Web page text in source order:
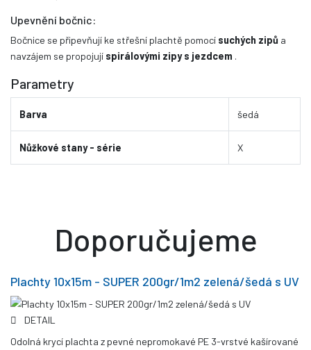
Upevnění bočnic:
Bočnice se připevňují ke střešní plachtě pomocí suchých zipů a
navzájem se propojují spirálovými zipy s jezdcem .
Parametry
Barva šedá
Nůžkové stany - série X
Doporučujeme
Plachty 10x15m - SUPER 200gr/1m2 zelená/šedá s UV
DETAIL
Odolná krycí plachta z pevné nepromokavé PE 3-vrstvé kašírované